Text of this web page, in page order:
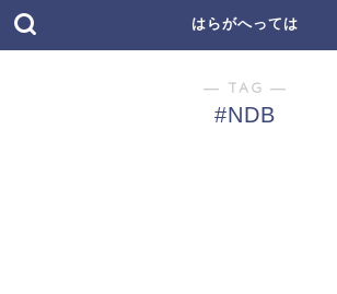
はらがへっては
― TAG ―
#NDB